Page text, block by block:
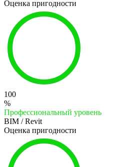
Оценка пригодности
100
%
Профессиональный уровень
BIM / Revit
Оценка пригодности